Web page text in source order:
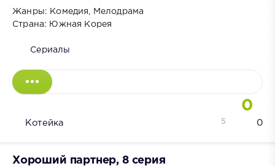
Жанры: Комедия, Мелодрама
Страна: Южная Корея
Сериалы
0
Котейка 0
5
Хороший партнер, 8 серия